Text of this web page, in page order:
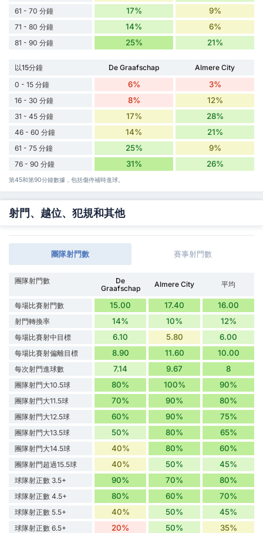
61 - 70 分鐘 17% 9%
71 - 80 分鐘 14% 6%
81 - 90 分鐘 25% 21%
以15分鐘 De Graafschap
Almere City
0 - 15 分鐘
6% 3%
16 - 30 分鐘 8% 12%
31 - 45 分鐘 17% 28%
46 - 60 分鐘 14% 21%
61 - 75 分鐘 25% 9%
76 - 90 分鐘 31% 26%
第45和第90分鐘數據，包括傷停補時進球。
射門、越位、犯規和其他
團隊射門數 賽事射門數
團隊射門數
De
Graafschap
Almere City 平均
每場比賽射門數 15.00 17.40 16.00
射門轉換率 14% 10% 12%
每場比賽射中目標 6.10 5.80 6.00
每場比賽射偏離目標 8.90 11.60 10.00
每次射門進球數 7.14 9.67 8
團隊射門大10.5球 80% 100% 90%
團隊射門大11.5球 70% 90% 80%
團隊射門大12.5球 60% 90% 75%
團隊射門大13.5球 50% 80% 65%
團隊射門大14.5球 40% 80% 60%
團隊射門超過15.5球 40% 50% 45%
球隊射正數 3.5+ 90% 70% 80%
球隊射正數 4.5+ 80% 60% 70%
球隊射正數 5.5+ 40% 50% 45%
球隊射正數 6.5+ 20% 50% 35%